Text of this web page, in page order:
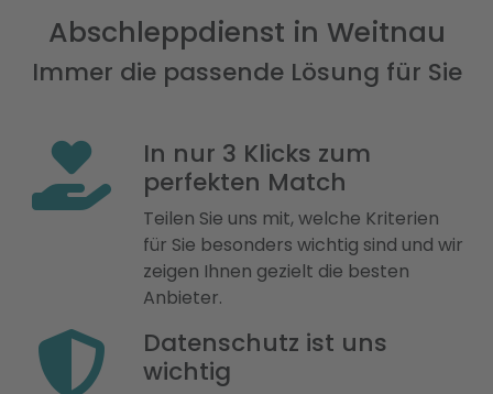
Abschleppdienst in Weitnau
Immer die passende Lösung für Sie
In nur 3 Klicks zum
perfekten Match
Teilen Sie uns mit, welche Kriterien
für Sie besonders wichtig sind und wir
zeigen Ihnen gezielt die besten
Anbieter.
Datenschutz ist uns
wichtig